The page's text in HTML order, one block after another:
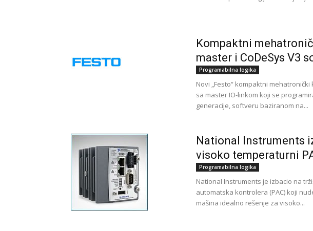
Kompaktni
master i CoDeSys V3
Programabilna logika
Novi „Festo“ kompaktni
sa master IO-linkom koji se
generacije, softveru baziranom na...
National Instruments
visoko temperaturni
Programabilna logika
National Instruments je izbacio na
automatska kontrolera (PAC) koji
mašina idealno rešenje za visoko...